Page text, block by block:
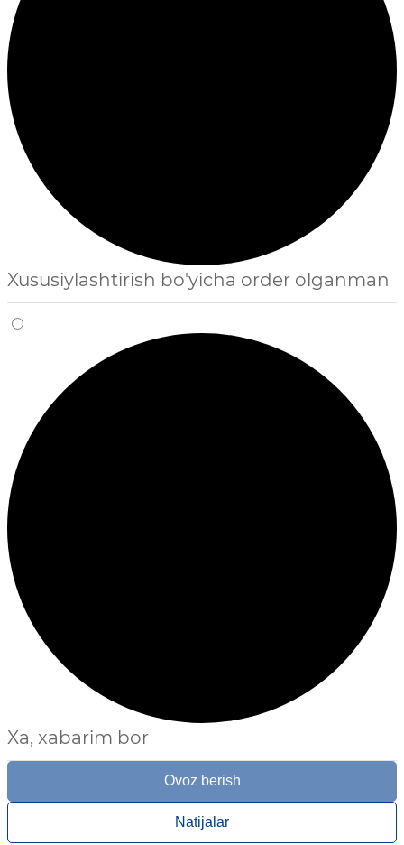
Xususiylashtirish bo'yicha order olganman
Xa, xabarim bor
Ovoz berish
Natijalar